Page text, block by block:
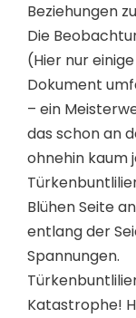
Beziehungen
Die
(Hier nur
Dokument
– ein
das schon an
ohnehin kaum
Blühen Seite
entlang der
Spannungen.
Katastrophe!